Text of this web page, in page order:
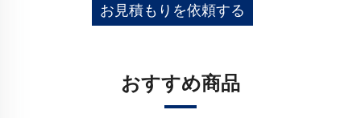
お見積もりを依頼する
おすすめ商品